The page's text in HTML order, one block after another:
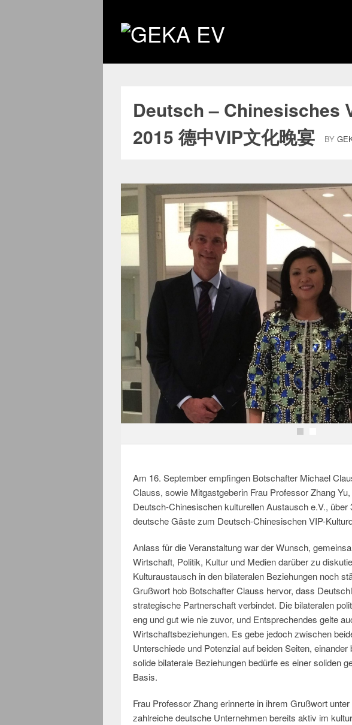
Deutsch – Chinesisches
2015 德中VIP文化晚宴
BY
Am 16. September empfingen Botschafter Michael
Clauss, sowie Mitgastgeberin Frau Professor Zhang
Deutsch-Chinesischen kulturellen Austausch e.V.,
deutsche Gäste zum Deutsch-Chinesischen VIP-
Anlass für die Veranstaltung war der Wunsch,
Wirtschaft, Politik, Kultur und Medien darüber zu
Kulturaustausch in den bilateralen Beziehungen noch
Grußwort hob Botschafter Clauss hervor, dass
strategische Partnerschaft verbindet. Die bilateralen
eng und gut wie nie zuvor, und Entsprechendes gelte
Wirtschaftsbeziehungen. Es gebe jedoch zwischen
Unterschiede und Potenzial auf beiden Seiten,
solide bilaterale Beziehungen bedürfe es einer soliden
Basis.
Frau Professor Zhang erinnerte in ihrem Grußwort
zahlreiche deutsche Unternehmen bereits aktiv im